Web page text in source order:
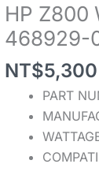
HP Z800
468929-
NT$5,300
PART
power
supply
468929-
001
850W